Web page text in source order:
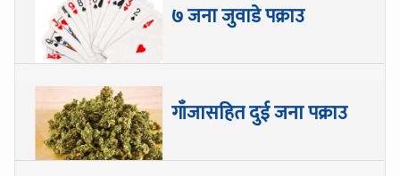
७ जना जुवाडे पक्राउ
गाँजासहित दुई जना पक्राउ